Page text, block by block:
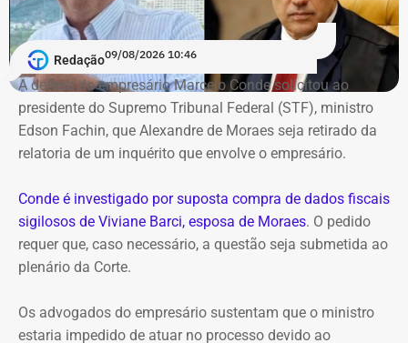
Redação09/08/2026 10:46
A defesa do empresário Marcelo Conde solicitou ao
presidente do Supremo Tribunal Federal (STF), ministro
Edson Fachin, que Alexandre de Moraes seja retirado da
relatoria de um inquérito que envolve o empresário.
Conde é investigado por suposta compra de dados fiscais
sigilosos de Viviane Barci, esposa de Moraes. O pedido
requer que, caso necessário, a questão seja submetida ao
plenário da Corte.
Os advogados do empresário sustentam que o ministro
estaria impedido de atuar no processo devido ao